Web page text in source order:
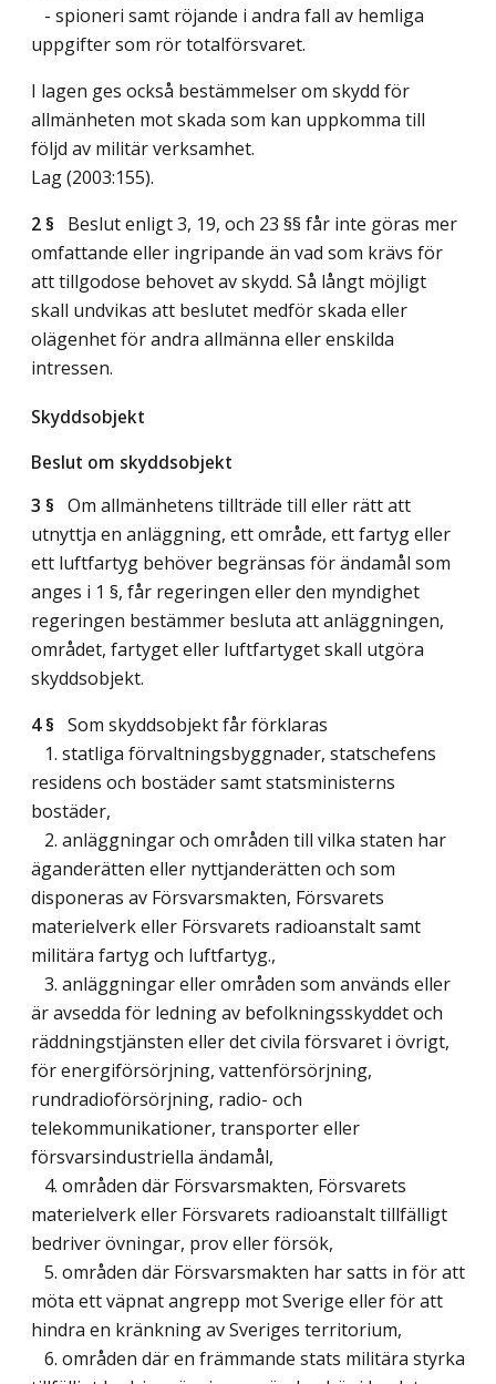
- spioneri samt röjande i andra fall av hemliga
uppgifter som rör totalförsvaret.
I lagen ges också bestämmelser om skydd för
allmänheten mot skada som kan uppkomma till
följd av militär verksamhet.
Lag (2003:155).
2 § Beslut enligt 3, 19, och 23 §§ får inte göras mer
omfattande eller ingripande än vad som krävs för
att tillgodose behovet av skydd. Så långt möjligt
skall undvikas att beslutet medför skada eller
olägenhet för andra allmänna eller enskilda
intressen.
Skyddsobjekt
Beslut om skyddsobjekt
3 § Om allmänhetens tillträde till eller rätt att
utnyttja en anläggning, ett område, ett fartyg eller
ett luftfartyg behöver begränsas för ändamål som
anges i 1 §, får regeringen eller den myndighet
regeringen bestämmer besluta att anläggningen,
området, fartyget eller luftfartyget skall utgöra
skyddsobjekt.
4 § Som skyddsobjekt får förklaras
1. statliga förvaltningsbyggnader, statschefens
residens och bostäder samt statsministerns
bostäder,
2. anläggningar och områden till vilka staten har
äganderätten eller nyttjanderätten och som
disponeras av Försvarsmakten, Försvarets
materielverk eller Försvarets radioanstalt samt
militära fartyg och luftfartyg.,
3. anläggningar eller områden som används eller
är avsedda för ledning av befolkningsskyddet och
räddningstjänsten eller det civila försvaret i övrigt,
för energiförsörjning, vattenförsörjning,
rundradioförsörjning, radio- och
telekommunikationer, transporter eller
försvarsindustriella ändamål,
4. områden där Försvarsmakten, Försvarets
materielverk eller Försvarets radioanstalt tillfälligt
bedriver övningar, prov eller försök,
5. områden där Försvarsmakten har satts in för att
möta ett väpnat angrepp mot Sverige eller för att
hindra en kränkning av Sveriges territorium,
6. områden där en främmande stats militära styrka